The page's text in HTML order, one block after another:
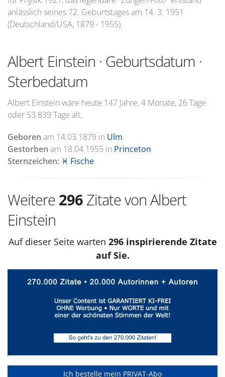
anlässlich seines 72. Geburtstages am 14. 3. 1951
(Deutschland/USA, 1879 - 1955).
Albert Einstein · Geburtsdatum ·
Sterbedatum
Albert Einstein wäre heute 147 Jahre, 4 Monate, 26 Tage
oder 53.839 Tage alt.
Geboren am 14.03.1879 in Ulm
Gestorben am 18.04.1955 in Princeton
Sternzeichen: ♓ Fische
Weitere 296 Zitate von Albert
Einstein
Auf dieser Seite warten 296 inspirierende Zitate
auf Sie.
Ich bestelle mein PRIVAT-Abo